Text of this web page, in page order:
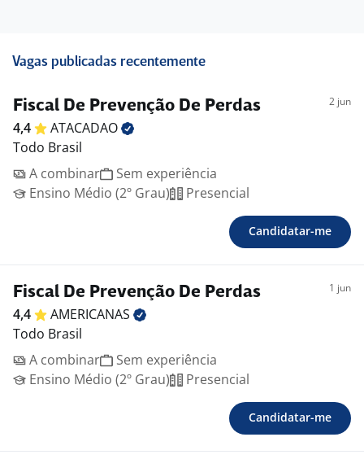
Vagas publicadas recentemente
Fiscal De Prevenção De Perdas 2 jun
4,4
ATACADAO
Todo Brasil
A combinar
Sem experiência
Ensino Médio (2º Grau)
Presencial
Candidatar-me
Fiscal De Prevenção De Perdas 1 jun
4,4
AMERICANAS
Todo Brasil
A combinar
Sem experiência
Ensino Médio (2º Grau)
Presencial
Candidatar-me